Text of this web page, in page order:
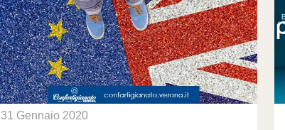
31 Gennaio 2020